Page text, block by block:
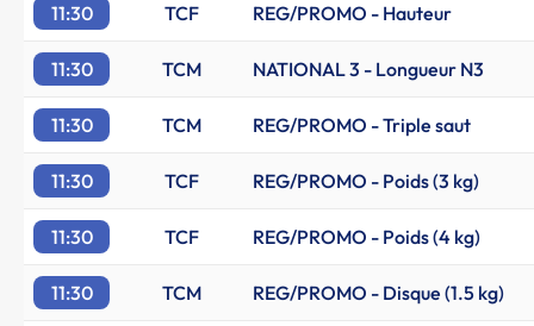
11:30 TCF REG/PROMO - Hauteur
11:30 TCM NATIONAL 3 - Longueur N3
11:30 TCM REG/PROMO - Triple saut
11:30 TCF REG/PROMO - Poids (3 kg)
11:30 TCF REG/PROMO - Poids (4 kg)
11:30 TCM REG/PROMO - Disque (1.5 kg)